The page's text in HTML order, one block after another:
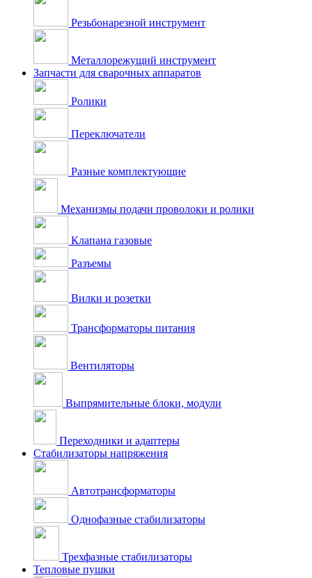
Резьбонарезной инструмент
Металлорежущий инструмент
Запчасти для сварочных аппаратов
Ролики
Переключатели
Разные комплектующие
Механизмы подачи проволоки и ролики
Клапана газовые
Разъемы
Вилки и розетки
Трансформаторы питания
Вентиляторы
Выпрямительные блоки, модули
Переходники и адаптеры
Стабилизаторы напряжения
Автотрансформаторы
Однофазные стабилизаторы
Трехфазные стабилизаторы
Тепловые пушки